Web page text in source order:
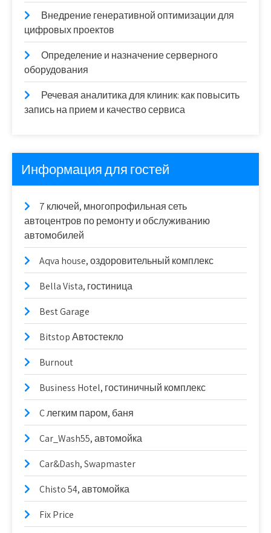
Внедрение генеративной оптимизации для
цифровых проектов
Определение и назначение серверного
оборудования
Речевая аналитика для клиник: как повысить
запись на прием и качество сервиса
Информация для гостей
7 ключей, многопрофильная сеть
автоцентров по ремонту и обслуживанию
автомобилей
Aqva house, оздоровительный комплекс
Bella Vista, гостиница
Best Garage
Bitstop Автостекло
Burnout
Business Hotel, гостиничный комплекс
C легким паром, баня
Car_Wash55, автомойка
Car&Dash, Swapmaster
Chisto 54, автомойка
Fix Price